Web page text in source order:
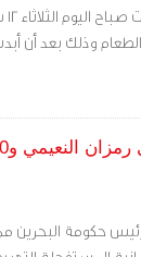
وذلك بعد أن
حكومة